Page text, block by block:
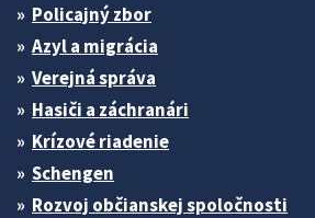
Policajný zbor
Azyl a migrácia
Verejná správa
Hasiči a záchranári
Krízové riadenie
Schengen
Rozvoj občianskej spoločnosti